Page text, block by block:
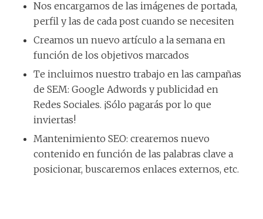
Nos encargamos de las imágenes de portada,
perfil y las de cada post cuando se necesiten
Creamos un nuevo artículo a la semana en
función de los objetivos marcados
Te incluimos nuestro trabajo en las campañas
de SEM: Google Adwords y publicidad en
Redes Sociales. ¡Sólo pagarás por lo que
inviertas!
Mantenimiento SEO: crearemos nuevo
contenido en función de las palabras clave a
posicionar, buscaremos enlaces externos, etc.